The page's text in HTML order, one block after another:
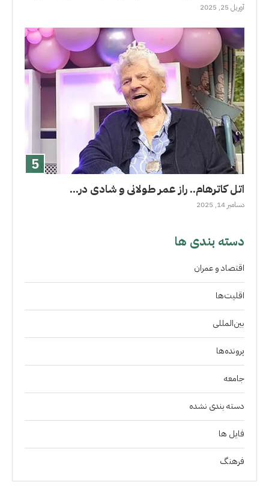
آوریل 25, 2025
اتل کاترهام.. راز عمر طولانى و شادی در...
دسامبر 14, 2025
دسته بندی ها
اقتصاد و عمران
اقلیت‌ها
بین‌المللی
پرونده‌ها
جامعه
دسته بندی نشده
فايل ها
فرهنگ